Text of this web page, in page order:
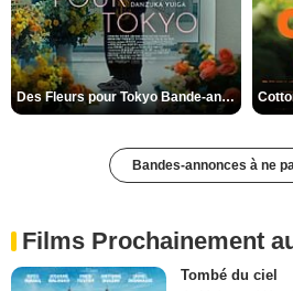
Des Fleurs pour Tokyo Bande-annonce VO STFR
Bandes-annonces à ne
Films Prochainement
Tombé du ciel